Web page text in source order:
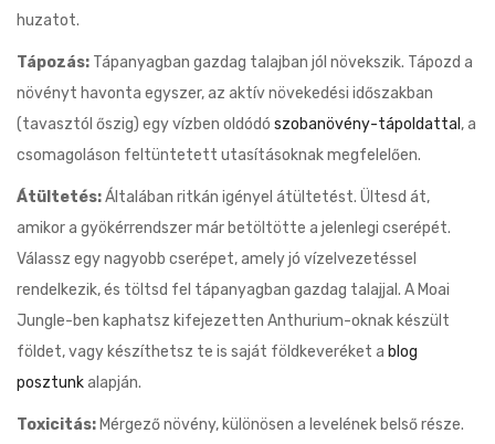
huzatot.
Tápozás: Tápanyagban gazdag talajban jól növekszik. Tápozd a
növényt havonta egyszer, az aktív növekedési időszakban
(tavasztól őszig) egy vízben oldódó szobanövény-tápoldattal , a
csomagoláson feltüntetett utasításoknak megfelelően.
Átültetés:Általában ritkán igényel átültetést. Ültesd át,
amikor a gyökérrendszer már betöltötte a jelenlegi cserépét.
Válassz egy nagyobb cserépet, amely jó vízelvezetéssel
rendelkezik, és töltsd fel tápanyagban gazdag talajjal. A Moai
Jungle-ben kaphatsz kifejezetten Anthurium-oknak készült
földet, vagy készíthetsz te is saját földkeveréket a blog
posztunkalapján.
Toxicitás: Mérgező növény, különösen a levelének belső része.